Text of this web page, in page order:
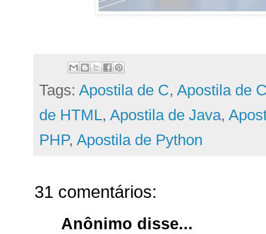
Tags: Apostila de C, Apostila de
de HTML, Apostila de Java,
PHP, Apostila de Python
31 comentários:
Anônimo disse...